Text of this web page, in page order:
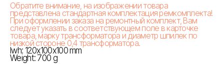
Обратите внимание, на изображении товара
представлена стандартная комплектация ремкомплекта!
При оформлении заказа на ремонтный комплект, Вам
следует указать в соответствующем поле в карточке
товара, марку трансформатора и диаметр шпилек по
низкой стороне 0,4 трансформатора.
lwh: 120x100x100 mm
Weight: 700 g